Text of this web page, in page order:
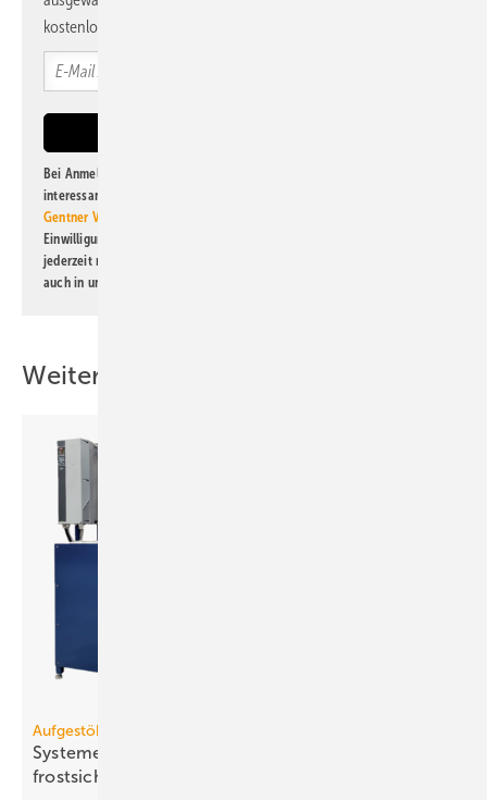
kostenlos direkt ins Postfach.
Bei Anmeldung zu diesem Newsletter bin ich damit einverstanden, über
interessante Verlags- und Online-Angebote
Gentner Verlag GmbH & Co. KG
Einwilligung kann ich jederzeit widerrufen und eine Abmeldung ist
jederzeit möglich. Informationen zum Umgang mit Daten finden Sie
auch in unserer
Weitere Inhalte
Aufgestöbert
Systeme für die TGA+E: ex­er­ge­tisch, licht­len­kend,
frost­si­cher